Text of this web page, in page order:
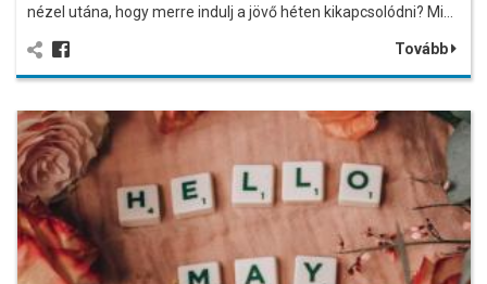
nézel utána, hogy merre indulj a jövő héten kikapcsolódni? Mi…
Tovább